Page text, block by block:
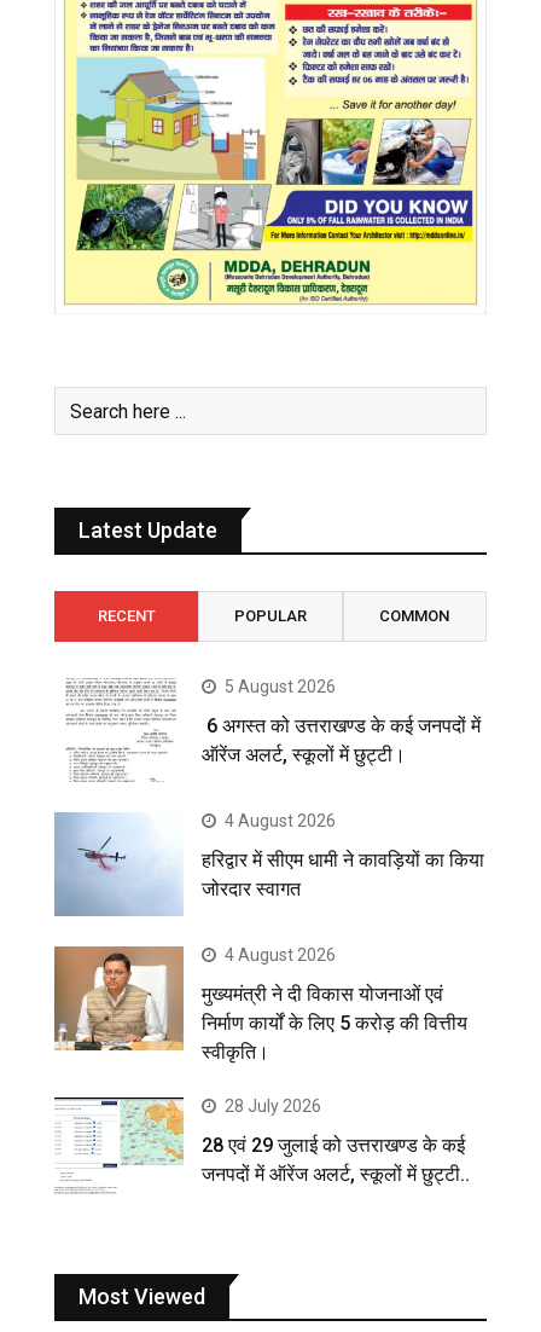
Latest Update
RECENT POPULAR COMMON
5 August 2026
6 अगस्त को उत्तराखण्ड के कई जनपदों में
ऑरेंज अलर्ट, स्कूलों में छुट्टी।
4 August 2026
हरिद्वार में सीएम धामी ने कावड़ियों का किया
जोरदार स्वागत
4 August 2026
मुख्यमंत्री ने दी विकास योजनाओं एवं
निर्माण कार्यों के लिए 5 करोड़ की वित्तीय
स्वीकृति।
28 July 2026
28 एवं 29 जुलाई को उत्तराखण्ड के कई
जनपदों में ऑरेंज अलर्ट, स्कूलों में छुट्टी..
Most Viewed